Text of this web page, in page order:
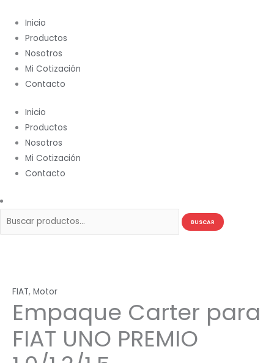
contenido
Inicio
Productos
Nosotros
Mi Cotización
Contacto
Inicio
Productos
Nosotros
Mi Cotización
Contacto
BUSCAR
FIAT, Motor
Empaque Carter para
FIAT UNO PREMIO